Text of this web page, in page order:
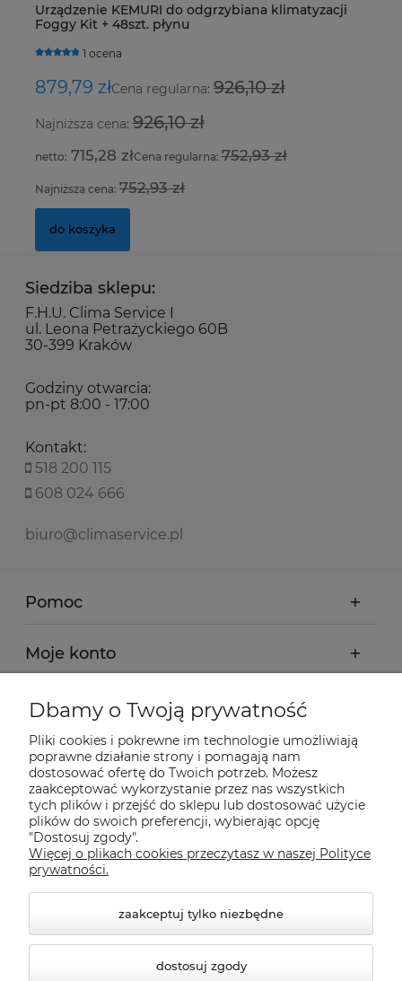
Urządzenie KEMURI do odgrzybiana klimatyzacji
Foggy Kit + 48szt. płynu
1 ocena
879,79 złCena regularna: 926,10 zł
Najniższa cena: 926,10 zł
715,28 złCena regularna:752,93 zł
Najniższa cena: 752,93 zł
do koszyka
Zaworek klimatyzacji VW, Skoda o wymiarach
27,155 x 7,8 mm z fioletowym oringiem
0 ocen
7,00 zł
5,69 zł
do koszyka
Siedziba sklepu:
F.H.U. Clima Service I
ul. Leona Petrażyckiego 60B
30-399 Kraków
Godziny otwarcia:
pn-pt 8:00 - 17:00
Kontakt:
518 200 115
608 024 666
biuro@climaservice.pl
Pomoc
Moje konto
Płatności i dostawa
Informacje
O nas
Nasze sklepy Allegro
Dbamy o Twoją prywatność
Pliki cookies i pokrewne im technologie umożliwiają
poprawne działanie strony i pomagają nam
dostosować ofertę do Twoich potrzeb. Możesz
zaakceptować wykorzystanie przez nas wszystkich
tych plików i przejść do sklepu lub dostosować użycie
plików do swoich preferencji, wybierając opcję
"Dostosuj zgody".
Więcej o plikach cookies przeczytasz w naszej Polityce
prywatności.
zaakceptuj tylko niezbędne
dostosuj zgody